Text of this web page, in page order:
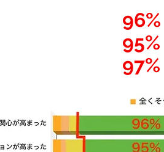
96%
95%
97%